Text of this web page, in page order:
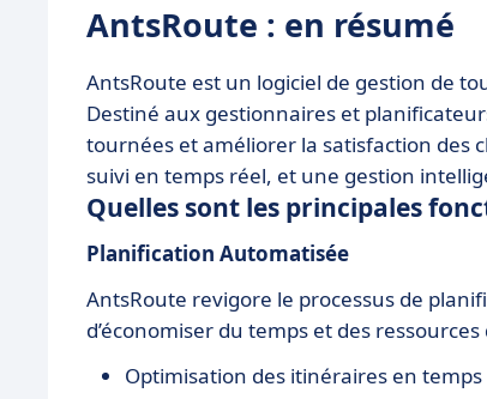
AntsRoute : en résumé
AntsRoute est un logiciel de gestion de
Destiné aux gestionnaires et
tournées et améliorer la satisfaction des
suivi en temps réel, et une gestion
Quelles sont les principales
Planification Automatisée
AntsRoute revigore le processus de
d’économiser du temps et des
Optimisation des itinéraires en temps